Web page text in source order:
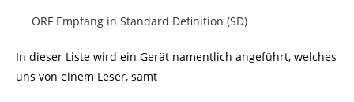
ORF Empfang in Standard Definition (SD)
In dieser Liste wird ein Gerät namentlich angeführt, welches
uns von einem Leser, samt